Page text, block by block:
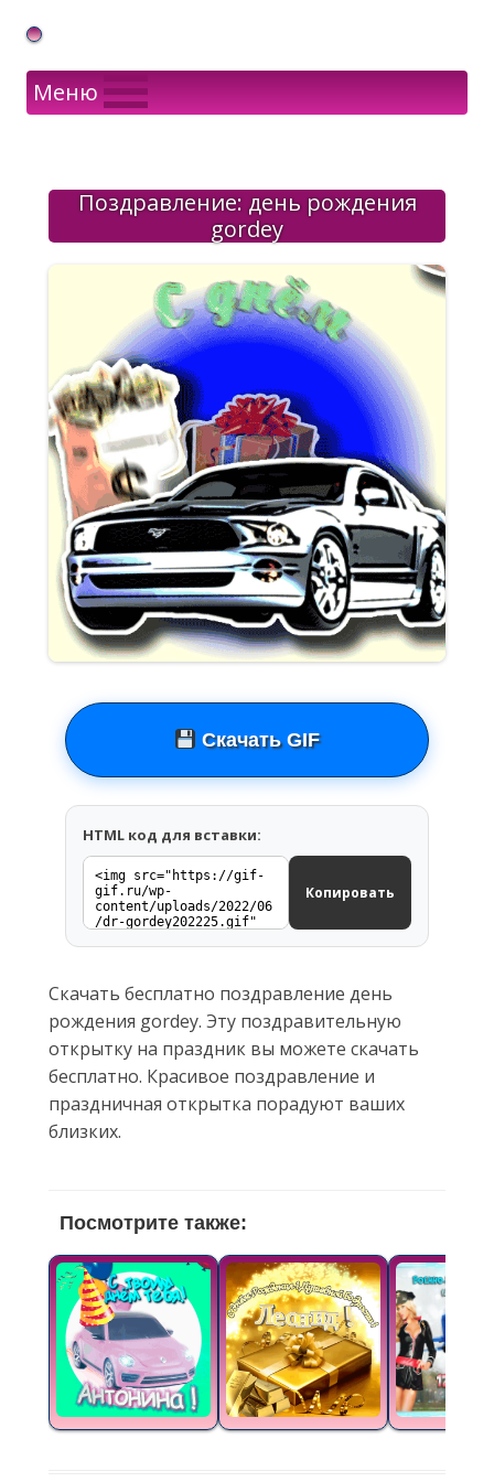
Gif Открытки в подарок
Меню
Поздравление: день рождения
gordey
Скачать GIF
HTML код для вставки:
Копировать
Скачать бесплатно поздравление день
рождения gordey. Эту поздравительную
открытку на праздник вы можете скачать
бесплатно. Красивое поздравление и
праздничная открытка порадуют ваших
близких.
Посмотрите также: